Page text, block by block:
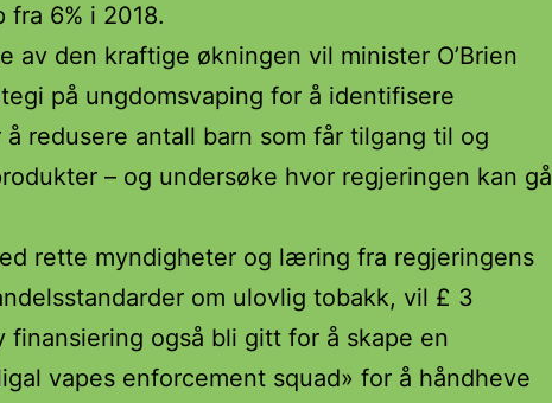
fra 6% i 2018.
av den kraftige økningen vil minister O’Brien
på ungdomsvaping for å identifisere
redusere antall barn som får tilgang til og
– og undersøke hvor regjeringen kan gå
rette myndigheter og læring fra regjeringens
om ulovlig tobakk, vil £ 3
finansiering også bli gitt for å skape en
vapes enforcement squad» for å håndheve